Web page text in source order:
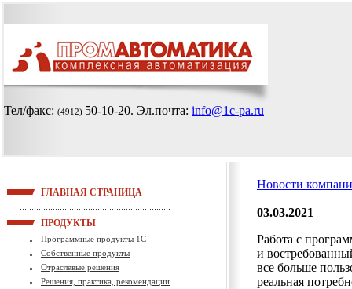
Тел/факс: (4912) 50-10-20. Эл.почта: info@1c-pa.ru
ГЛАВНАЯ СТРАНИЦА
ПРОДУКТЫ
Программные продукты 1С
Собственные продукты
Отраслевые решения
Решения, практика, рекомендации
Новости
03.03.2021
Работа с
и
все больше
реальная